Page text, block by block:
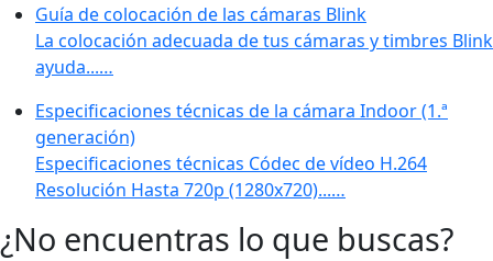
Guía de colocación de las cámaras Blink
La colocación adecuada de tus cámaras y timbres Blink
ayuda...…
Especificaciones técnicas de la cámara Indoor (1.ª
generación)
Especificaciones técnicas Códec de vídeo H.264
Resolución Hasta 720p (1280x720)...…
¿No encuentras lo que buscas?